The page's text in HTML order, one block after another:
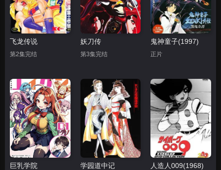
飞龙传说
第2集完结
妖刀传
第3集完结
鬼神童子(1997)
正片
巨乳学院 学园道中记 人造人009(1968)